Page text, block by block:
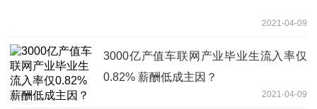
2021-04-09
3000亿产值车联网产业毕业生流入率仅
0.82% 薪酬低成主因？
2021-04-09